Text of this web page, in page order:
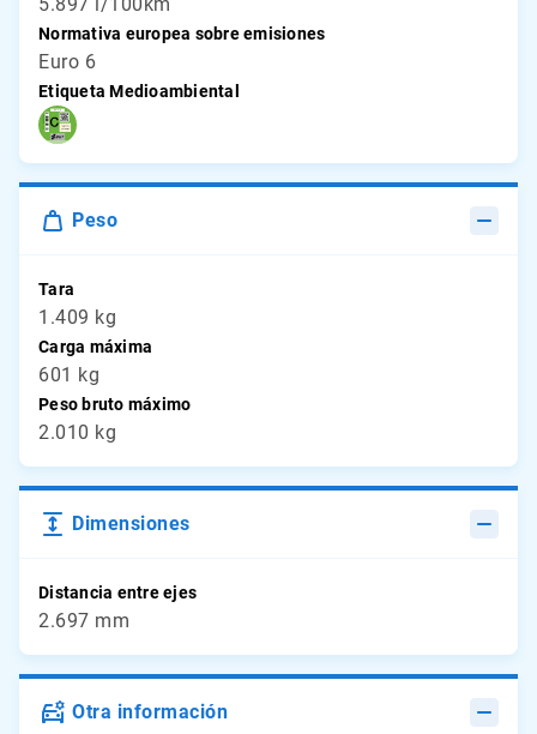
Normativa europea sobre emisiones
Euro 6
Etiqueta Medioambiental
Peso
Tara
1.409 kg
Carga máxima
601 kg
Peso bruto máximo
2.010 kg
Dimensiones
Distancia entre ejes
2.697 mm
Otra información